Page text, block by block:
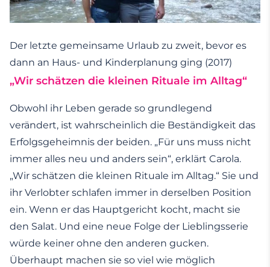
Der letzte gemeinsame Urlaub zu zweit, bevor es
dann an Haus- und Kinderplanung ging (2017)
„Wir schätzen die kleinen Rituale im Alltag“
Obwohl ihr Leben gerade so grundlegend
verändert, ist wahrscheinlich die Beständigkeit das
Erfolgsgeheimnis der beiden. „Für uns muss nicht
immer alles neu und anders sein“, erklärt Carola.
„Wir schätzen die kleinen Rituale im Alltag.“ Sie und
ihr Verlobter schlafen immer in derselben Position
ein. Wenn er das Hauptgericht kocht, macht sie
den Salat. Und eine neue Folge der Lieblingsserie
würde keiner ohne den anderen gucken.
Überhaupt machen sie so viel wie möglich